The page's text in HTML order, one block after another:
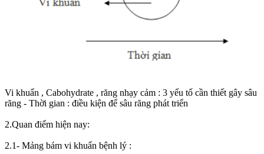
Vi khuẩn , Cabohydrate , răng nhạy cảm : 3 yếu tố cần thiết gây sâu
răng - Thời gian : điều kiện để sâu răng phát triển
2.Quan điểm hiện nay:
2.1- Mảng bám vi khuẩn bệnh lý :